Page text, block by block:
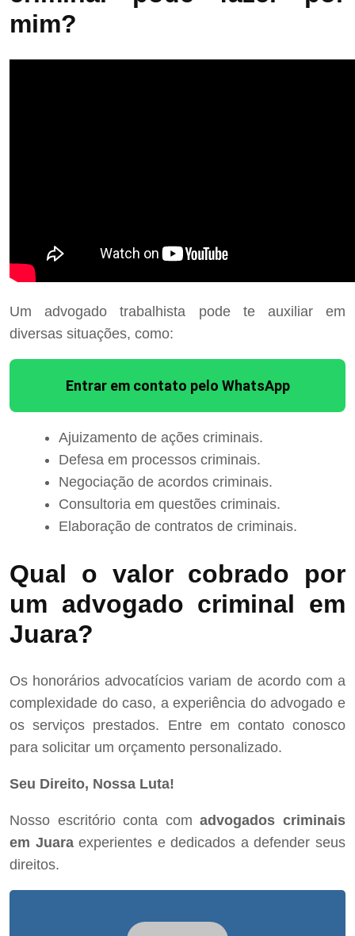
mim?
Um advogado trabalhista pode te auxiliar em
diversas situações, como:
Entrar em contato pelo WhatsApp
Ajuizamento de ações criminais.
Defesa em processos criminais.
Negociação de acordos criminais.
Consultoria em questões criminais.
Elaboração de contratos de criminais.
Qual o valor cobrado por
um advogado criminal em
Juara?
Os honorários advocatícios variam de acordo com a
complexidade do caso, a experiência do advogado e
os serviços prestados. Entre em contato conosco
para solicitar um orçamento personalizado.
Seu Direito, Nossa Luta!
Nosso escritório conta comadvogados criminais
em Juaraexperientes e dedicados a defender seus
direitos.